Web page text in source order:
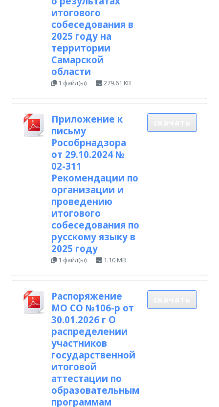
итогового
собеседования в
2025 году на
территории
Самарской
области
1 файл(ы) 279.61 KB
Приложение к
письму
Рособрнадзора
от 29.10.2024 №
02-311
Рекомендации по
организации и
проведению
итогового
собеседования по
русскому языку в
2025 году
1 файл(ы) 1.10 MB
Распоряжение
МО СО №106-р от
30.01.2026 г О
распределении
участников
государственной
итоговой
аттестации по
образовательным
программам